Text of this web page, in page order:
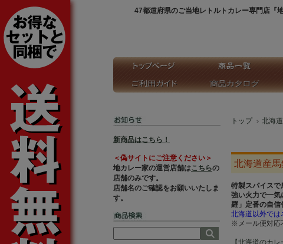
47都道府県のご当地レトルトカレー専門店『地
新商品はこちら！
＜偽サイトにご注意ください＞
地カレー家の運営店舗はこちらの
店舗のみです。
店舗名のご確認をお願いいたしま
す。
トップ 北海
北海道産
特製スパイスで
強い火力で一気
羅」定番の自信
北海道以外では
※メール便対応
【北海道のカレ